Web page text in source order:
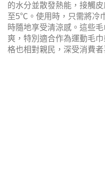
的水分並散發熱能，接觸
至5℃。使用時，只需將冷
時隨地享受清涼感。這些
爽，特別適合作為運動毛
格也相對親民，深受消費者